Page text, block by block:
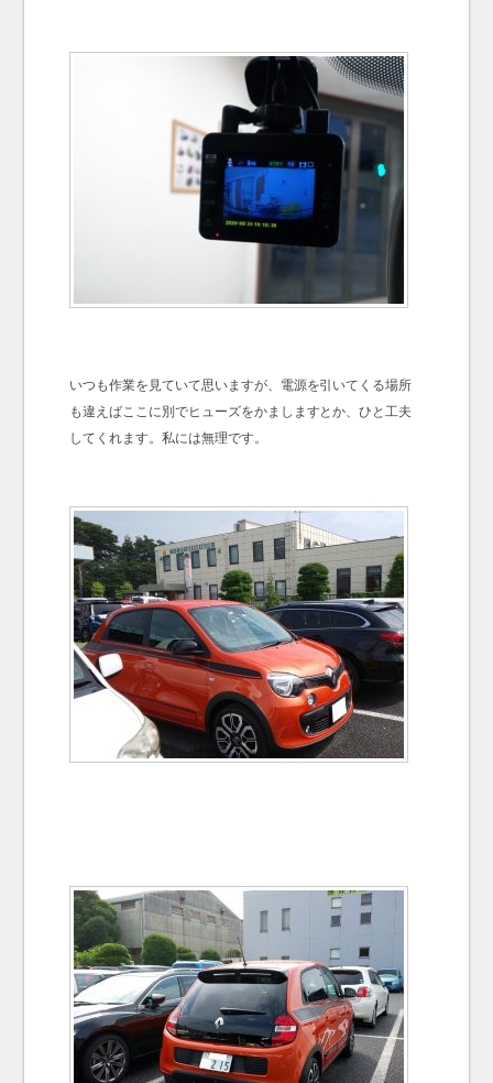
いつも作業を見ていて思いますが、電源を引いてくる場所
も違えばここに別でヒューズをかましますとか、ひと工夫
してくれます。私には無理です。